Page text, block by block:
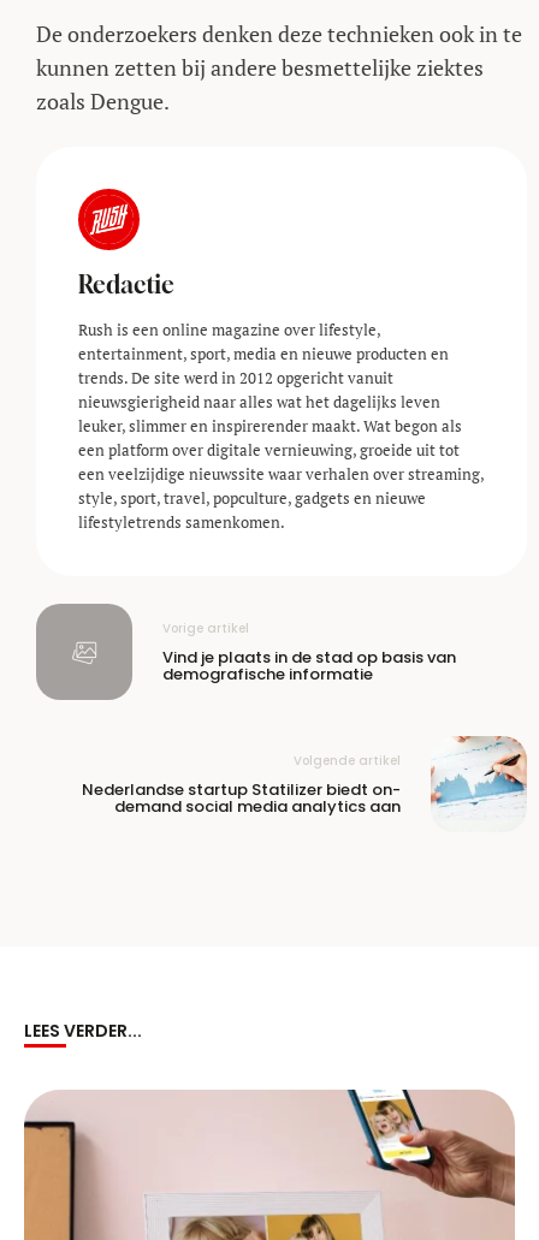
De onderzoekers denken deze technieken ook in te
kunnen zetten bij andere besmettelijke ziektes
zoals Dengue.
Redactie
Rush is een online magazine over lifestyle,
entertainment, sport, media en nieuwe producten en
trends. De site werd in 2012 opgericht vanuit
nieuwsgierigheid naar alles wat het dagelijks leven
leuker, slimmer en inspirerender maakt. Wat begon als
een platform over digitale vernieuwing, groeide uit tot
een veelzijdige nieuwssite waar verhalen over streaming,
style, sport, travel, popculture, gadgets en nieuwe
lifestyle­trends samenkomen.
Vorige artikel
Vind je plaats in de stad op basis van
demografische informatie
Volgende artikel
Nederlandse startup Statilizer biedt on-
demand social media analytics aan
LEES VERDER...